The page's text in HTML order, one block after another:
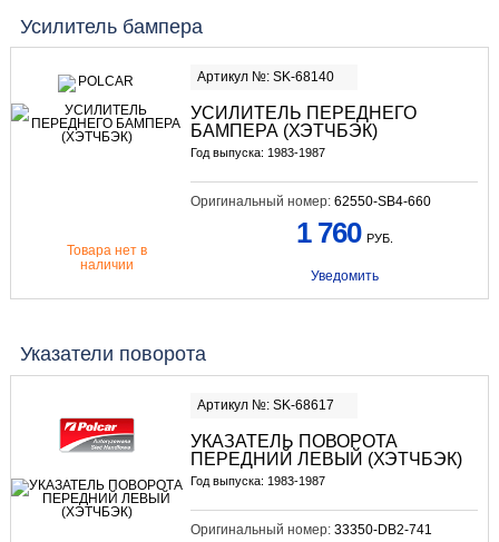
Усилитель бампера
Артикул №: SK-68140
УСИЛИТЕЛЬ ПЕРЕДНЕГО
БАМПЕРА (ХЭТЧБЭК)
Год выпуска: 1983-1987
Оригинальный номер: 62550-SB4-660
Товара нет в
наличии
1 760 РУБ.
Уведомить
Указатели поворота
Артикул №: SK-68617
УКАЗАТЕЛЬ ПОВОРОТА
ПЕРЕДНИЙ ЛЕВЫЙ (ХЭТЧБЭК)
Год выпуска: 1983-1987
Оригинальный номер: 33350-DB2-741